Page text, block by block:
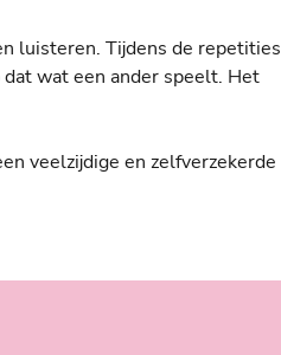
luisteren. Tijdens de repetities
wat een ander speelt. Het
veelzijdige en zelfverzekerde